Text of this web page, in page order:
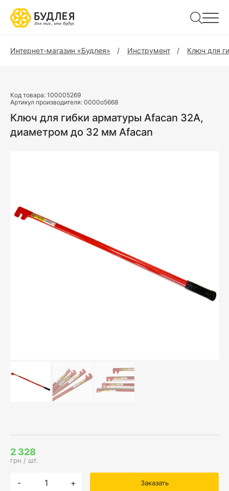
Интернет-магазин «Будлея» Инструмент Ключ для
Код товара: 100005269
Артикул производителя: 0000o5668
Ключ для гибки арматуры Afacan 32A,
диаметром до 32 мм Afacan
2 328
грн / шт.
- + Заказать